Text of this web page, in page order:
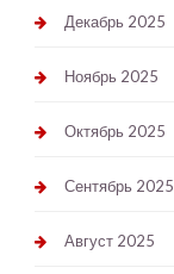
Декабрь 2025
Ноябрь 2025
Октябрь 2025
Сентябрь 2025
Август 2025